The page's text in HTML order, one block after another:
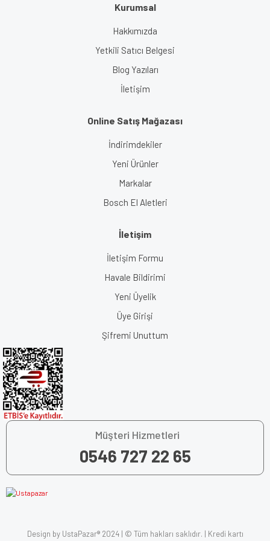
Kurumsal
Hakkımızda
Yetkili Satıcı Belgesi
Blog Yazıları
İletişim
Online Satış Mağazası
İndirimdekiler
Yeni Ürünler
Markalar
Bosch El Aletleri
İletişim
İletişim Formu
Havale Bildirimi
Yeni Üyelik
Üye Girişi
Şifremi Unuttum
Müşteri Hizmetleri
0546 727 22 65
Design by UstaPazar® 2024 | © Tüm hakları saklıdır. | Kredi kartı